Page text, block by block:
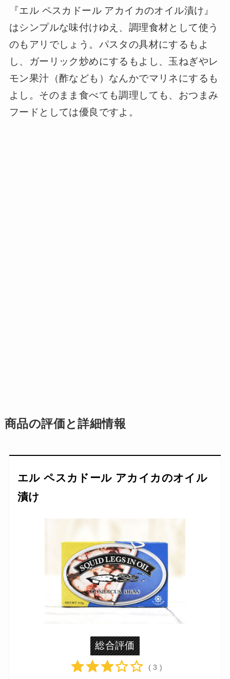
『エル ペスカドール アカイカのオイル漬け』
はシンプルな味付けゆえ、調理食材として使う
のもアリでしょう。パスタの具材にするもよ
し、ガーリック炒めにするもよし、玉ねぎやレ
モン果汁（酢なども）なんかでマリネにするも
よし。そのまま食べても調理しても、おつまみ
フードとしては優良ですよ。
商品の評価と詳細情報
エル ペスカドール アカイカのオイル
漬け
総合評価
( 3 )